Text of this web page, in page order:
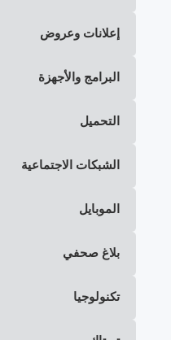
إعلانات وعروض
البرامج والأجهزة
التحميل
الشبكات الاجتماعية
الموبايل
بلاغ صحفي
تكنولوجيا